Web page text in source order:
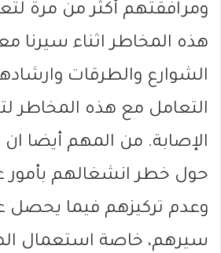
ومرافقتهم أكثر من مرة
هذه المخاطر اثناء سيرنا
الشوارع والطرقات
التعامل مع هذه المخاطر
الإصابة. من المهم أيضا
حول خطر انشغالهم بأمور
وعدم تركيزهم فيما يحصل
سيرهم، خاصة استعمال